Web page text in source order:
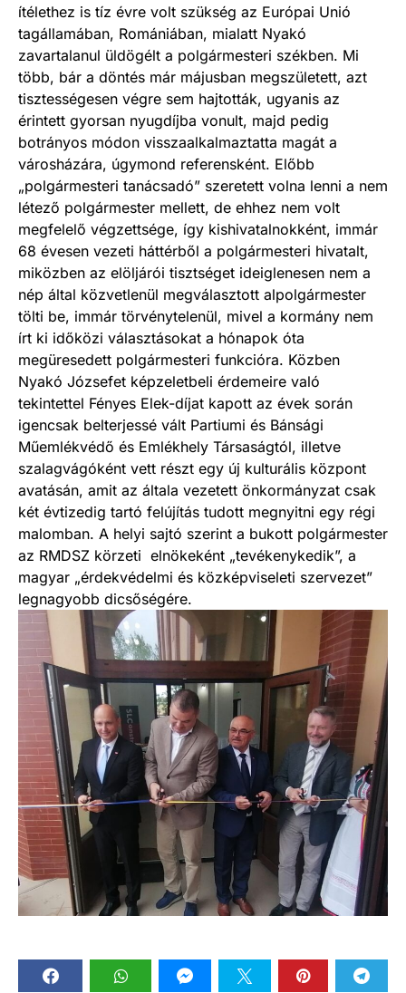
ítélethez is tíz évre volt szükség az Európai Unió
tagállamában, Romániában, mialatt Nyakó
zavartalanul üldögélt a polgármesteri székben. Mi
több, bár a döntés már májusban megszületett, azt
tisztességesen végre sem hajtották, ugyanis az
érintett gyorsan nyugdíjba vonult, majd pedig
botrányos módon visszaalkalmaztatta magát a
városházára, úgymond referensként. Előbb
„polgármesteri tanácsadó” szeretett volna lenni a nem
létező polgármester mellett, de ehhez nem volt
megfelelő végzettsége, így kishivatalnokként, immár
68 évesen vezeti háttérből a polgármesteri hivatalt,
miközben az elöljárói tisztséget ideiglenesen nem a
nép által közvetlenül megválasztott alpolgármester
tölti be, immár törvénytelenül, mivel a kormány nem
írt ki időközi választásokat a hónapok óta
megüresedett polgármesteri funkcióra. Közben
Nyakó Józsefet képzeletbeli érdemeire való
tekintettel Fényes Elek-díjat kapott az évek során
igencsak belterjessé vált Partiumi és Bánsági
Műemlékvédő és Emlékhely Társaságtól, illetve
szalagvágóként vett részt egy új kulturális központ
avatásán, amit az általa vezetett önkormányzat csak
két évtizedig tartó felújítás tudott megnyitni egy régi
malomban. A helyi sajtó szerint a bukott polgármester
az RMDSZ körzeti elnökeként „tevékenykedik”, a
magyar „érdekvédelmi és közképviseleti szervezet”
legnagyobb dicsőségére.